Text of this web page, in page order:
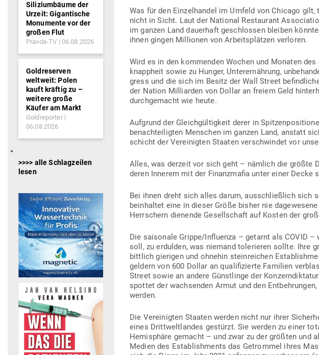
Was für den Ein­zel­handel im Umfeld von Chicago
nicht in Sicht. Laut der National Restaurant
im ganzen Land dau­erhaft geschlossen bleiben
ihnen gingen Mil­lionen von Arbeits­plätzen verloren.
Wird es in den kom­menden Wochen und Monaten
knappheit sowie zu Hunger, Unter­ernährung,
gress und die sich im Besitz der Wall Street
der Nation Mil­li­arden von Dollar an freiem Geld
durch­ge­macht wie heute.
Auf­grund der Gleich­gül­tigkeit derer in
benach­tei­ligten Men­schen im ganzen Land, anstatt
schicht der Ver­ei­nigten Staaten ver­schwindet vor
Alles, was derzeit vor sich geht – nämlich die größte
deren Innerem mit der Finanz­mafia unter einer Decke
Bei ihnen dreht sich alles darum, aus­schließlich sich
beinhaltet eine in dieser Größe bisher nie
Herr­schern die­nende Gesell­schaft auf Kosten der
Die sai­sonale Grippe/Influenza – getarnt als COVID
soll, zu erdulden, was niemand tole­rieren sollte. Ihre
bittlich gie­rigen und ohnehin stein­reichen
geldern von 600 Dollar an qua­li­fi­zierte Familien
Street sowie an andere Günst­linge der
spottet der wach­senden Armut und den
werden.
Die Ver­ei­nigten Staaten werden nicht nur ihrer
eines Dritt­welt­landes gestürzt. Sie werden zu einer
Hemi­sphäre gemacht – und zwar zu der größten und
Medien des Estab­lish­ments das Getrommel ihres
Siliziumbäume der
Urzeit: Gigantische
Monumente vor der
großen Flut
Pravda-TV 06.08.2026
Goldreserven
weltweit: Polen
kauft kräftig zu –
weitere große
Käufer am Markt
Goldreporter
06.08.2026
>>>> alle Schlagzeilen
lesen